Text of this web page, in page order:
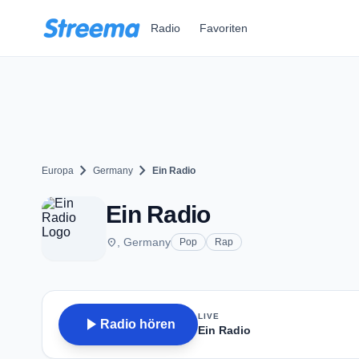
Radio Favoriten
Europa chevron_right Germany chevron_right Ein Radio
Ein Radio
place , Germany Pop Rap
play_arrow Radio hören
LIVE
Ein Radio